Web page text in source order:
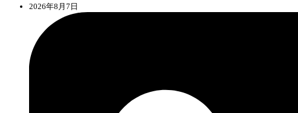
2026年8月7日